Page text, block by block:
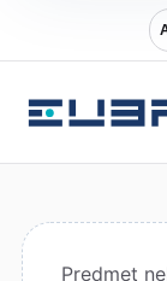
Predmet